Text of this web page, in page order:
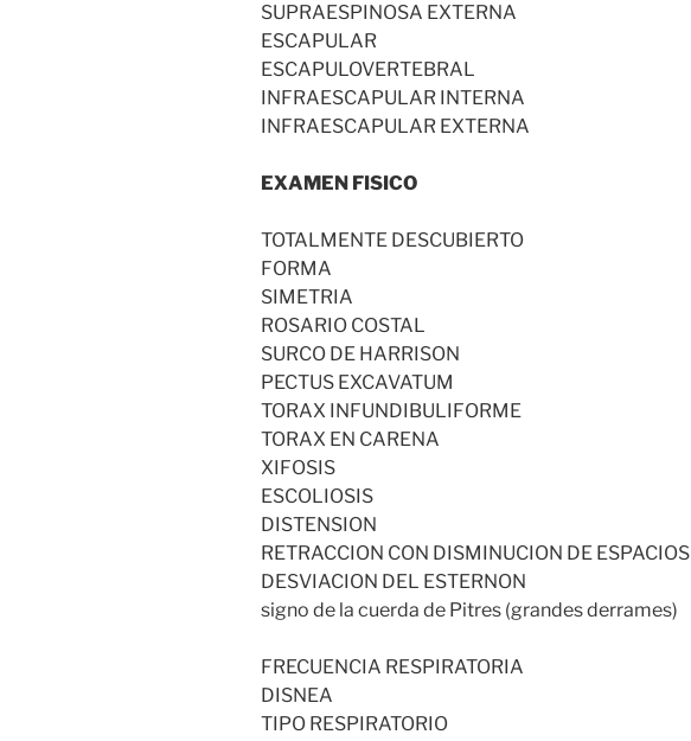
SUPRAESPINOSA EXTERNA
ESCAPULAR
ESCAPULOVERTEBRAL
INFRAESCAPULAR INTERNA
INFRAESCAPULAR EXTERNA
EXAMEN FISICO
TOTALMENTE DESCUBIERTO
FORMA
SIMETRIA
ROSARIO COSTAL
SURCO DE HARRISON
PECTUS EXCAVATUM
TORAX INFUNDIBULIFORME
TORAX EN CARENA
XIFOSIS
ESCOLIOSIS
DISTENSION
RETRACCION CON DISMINUCION DE ESPACIOS
DESVIACION DEL ESTERNON
signo de la cuerda de Pitres (grandes derrames)
FRECUENCIA RESPIRATORIA
DISNEA
TIPO RESPIRATORIO